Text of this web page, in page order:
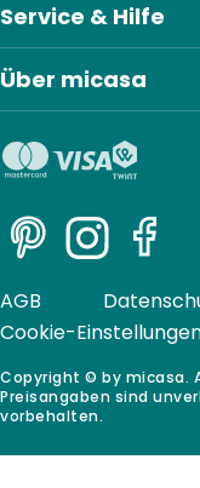
Service & Hilfe
Über micasa
PinterestInstagram
Copyright © by micasa.
Preisangaben sind
vorbehalten.
AGB
Cookie-